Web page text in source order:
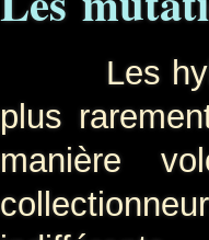
Les
plus
manière